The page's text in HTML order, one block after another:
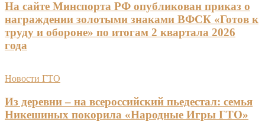
На сайте Минспорта РФ опубликован приказ о
награждении золотыми знаками ВФСК «Готов к
труду и обороне» по итогам 2 квартала 2026
года
Новости ГТО
Из деревни – на всероссийский пьедестал: семья
Никешиных покорила «Народные Игры ГТО»